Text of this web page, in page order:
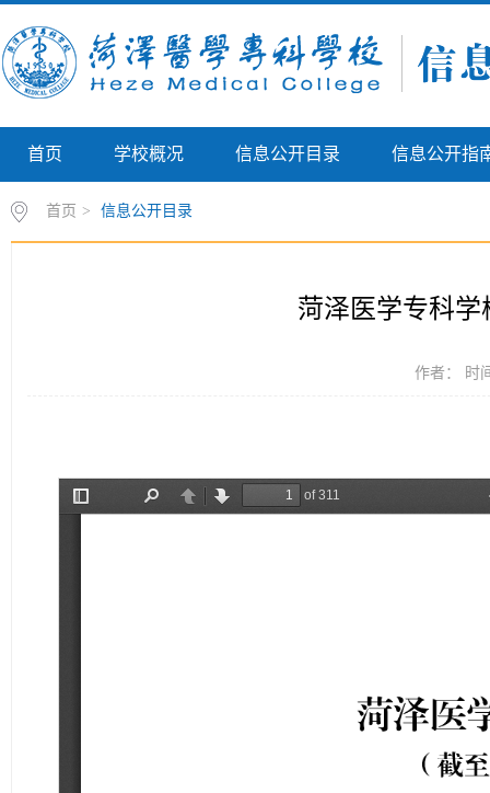
首页 学校概况 信息公开目录 信息公开指
首页 > 信息公开目录
菏泽医学专科
作者： 时